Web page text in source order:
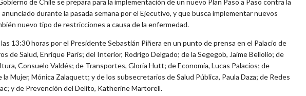
durante la pasada semana por el Ejecutivo, y que busca implementar nuevos
nuevo tipo de restricciones a causa de la enfermedad.
13:30 horas por el Presidente Sebastián Piñera en un punto de prensa en el Palacio de
de Salud, Enrique Paris; del Interior, Rodrigo Delgado; de la Segegob, Jaime Bellolio; de
Consuelo Valdés; de Transportes, Gloria Hutt; de Economía, Lucas Palacios; de
la Mujer, Mónica Zalaquett; y de los subsecretarios de Salud Pública, Paula Daza; de Redes
y de Prevención del Delito, Katherine Martorell.